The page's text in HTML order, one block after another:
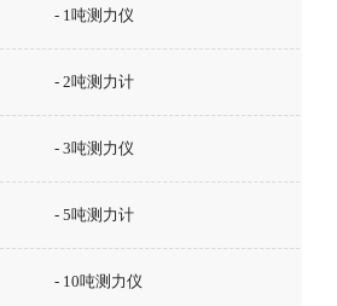
- 1吨测力仪
- 2吨测力计
- 3吨测力仪
- 5吨测力计
- 10吨测力仪